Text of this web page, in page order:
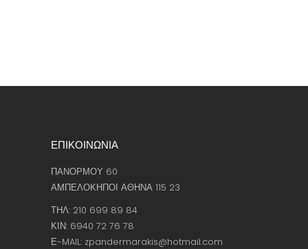
ΕΠΙΚΟΙΝΩΝΙΑ
ΠΑΝΟΡΜΟΥ 60
ΑΜΠΕΛΟΚΗΠΟΙ ΑΘΗΝΑ 115 23
ΤΗΛ: 210 699 89 84
ΚΙΝ: 6940 72 76 78
Ε-MAIL: zpandermarakis@hotmail.com